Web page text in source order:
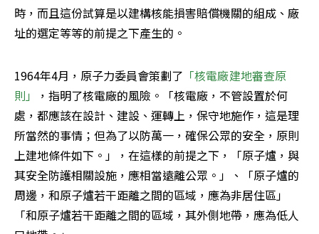
時，而且這份試算是以建構核能損害賠償機關的組成、廠
址的選定等等的前提之下產生的。
1964年4月，原子力委員會策劃了 「核電廠建地審查原
則」
，指明了核電廠的風險。「核電廠，不管設置於何
處，都應該在設計、建設、運轉上，保守地施作，這是理
所當然的事情；但為了以防萬一，確保公眾的安全，原則
上建地條件如下。」，在這樣的前提之下，「原子爐，與
其安全防護相關設施，應相當遠離公眾。」、「原子爐的
周邊，和原子爐若干距離之間的區域，應為非居住區」
「和原子爐若干距離之間的區域，其外側地帶，應為低人